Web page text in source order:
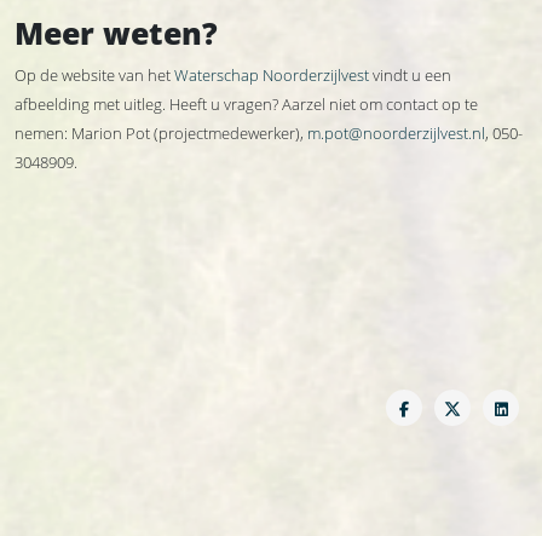
Meer weten?
Op de website van hetWaterschap Noorderzijlvestvindt u een
afbeelding met uitleg. Heeft u vragen? Aarzel niet om contact op te
nemen: Marion Pot (projectmedewerker), m.pot@noorderzijlvest.nl, 050-
3048909.